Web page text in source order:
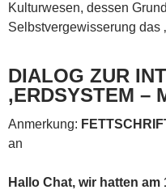
Kulturwesen, dessen
Selbstvergewisserung das
DIALOG ZUR
‚ERDSYSTEM –
Anmerkung:
an
Hallo Chat, wir hatten